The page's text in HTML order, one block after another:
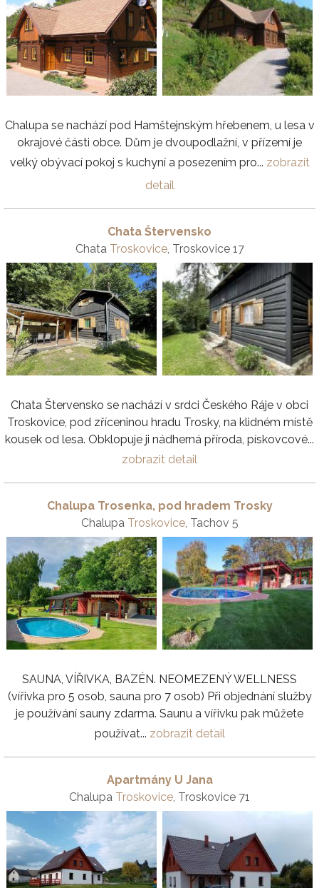
Chalupa se nachází pod Hamštejnským hřebenem, u lesa v
okrajové části obce. Dům je dvoupodlažní, v přízemí je
velký obývací pokoj s kuchyní a posezením pro... zobrazit
detail
Chata Štervensko
Chata Troskovice, Troskovice 17
Chata Štervensko se nachází v srdci Českého Ráje v obci
Troskovice, pod zříceninou hradu Trosky, na klidném místě
kousek od lesa. Obklopuje ji nádherná příroda, pískovcové...
zobrazit detail
Chalupa Trosenka, pod hradem Trosky
Chalupa Troskovice, Tachov 5
SAUNA, VÍŘIVKA, BAZÉN. NEOMEZENÝ WELLNESS
(vířivka pro 5 osob, sauna pro 7 osob) Při objednání služby
je používání sauny zdarma. Saunu a vířivku pak můžete
používat... zobrazit detail
Apartmány U Jana
Chalupa Troskovice, Troskovice 71